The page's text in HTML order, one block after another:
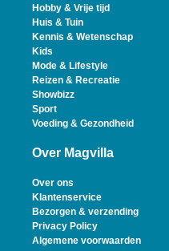
Hobby & Vrije tijd
Huis & Tuin
Kennis & Wetenschap
Kids
Mode & Lifestyle
Reizen & Recreatie
Showbizz
Sport
Voeding & Gezondheid
Over Magvilla
Over ons
Klantenservice
Bezorgen & verzending
Privacy Policy
Algemene voorwaarden